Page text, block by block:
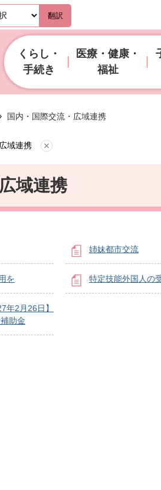
翻訳
くらし・
手続き
医療・健康・
福祉
国内・国際交流・広域連携
域連携
域連携
姉妹都市交流
を 特定技能外国人の
年2月26日】
助金